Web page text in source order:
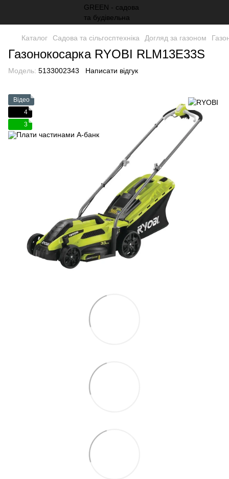
Каталог Садова та сільгосптехніка Догляд за газоном
Газонокосарка RYOBI RLM13E33S
Модель: 5133002343 Написати відгук
Відео
4
3